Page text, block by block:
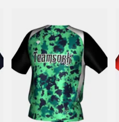
福岡（天神）
す。
す。
きます。